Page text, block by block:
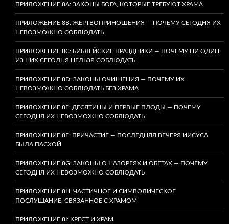
ПРИЛОЖЕНИЕ 8A: ЗАКОНЫ БОГА, КОТОРЫЕ ТРЕБУЮТ ХРАМА
ПРИЛОЖЕНИЕ 8B: ЖЕРТВОПРИНОШЕНИЯ — ПОЧЕМУ СЕГОДНЯ ИХ
НЕВОЗМОЖНО СОБЛЮДАТЬ
ПРИЛОЖЕНИЕ 8C: БИБЛЕЙСКИЕ ПРАЗДНИКИ — ПОЧЕМУ НИ ОДИН
ИЗ НИХ СЕГОДНЯ НЕЛЬЗЯ СОБЛЮДАТЬ
ПРИЛОЖЕНИЕ 8D: ЗАКОНЫ ОЧИЩЕНИЯ — ПОЧЕМУ ИХ
НЕВОЗМОЖНО СОБЛЮДАТЬ БЕЗ ХРАМА
ПРИЛОЖЕНИЕ 8E: ДЕСЯТИНЫ И ПЕРВЫЕ ПЛОДЫ — ПОЧЕМУ
СЕГОДНЯ ИХ НЕВОЗМОЖНО СОБЛЮДАТЬ
ПРИЛОЖЕНИЕ 8F: ПРИЧАСТИЕ — ПОСЛЕДНЯЯ ВЕЧЕРЯ ИИСУСА
БЫЛА ПАСХОЙ
ПРИЛОЖЕНИЕ 8G: ЗАКОНЫ О НАЗОРЕЯХ И ОБЕТАХ — ПОЧЕМУ
СЕГОДНЯ ИХ НЕВОЗМОЖНО СОБЛЮДАТЬ
ПРИЛОЖЕНИЕ 8H: ЧАСТИЧНОЕ И СИМВОЛИЧЕСКОЕ
ПОСЛУШАНИЕ, СВЯЗАННОЕ С ХРАМОМ
ПРИЛОЖЕНИЕ 8I: КРЕСТ И ХРАМ